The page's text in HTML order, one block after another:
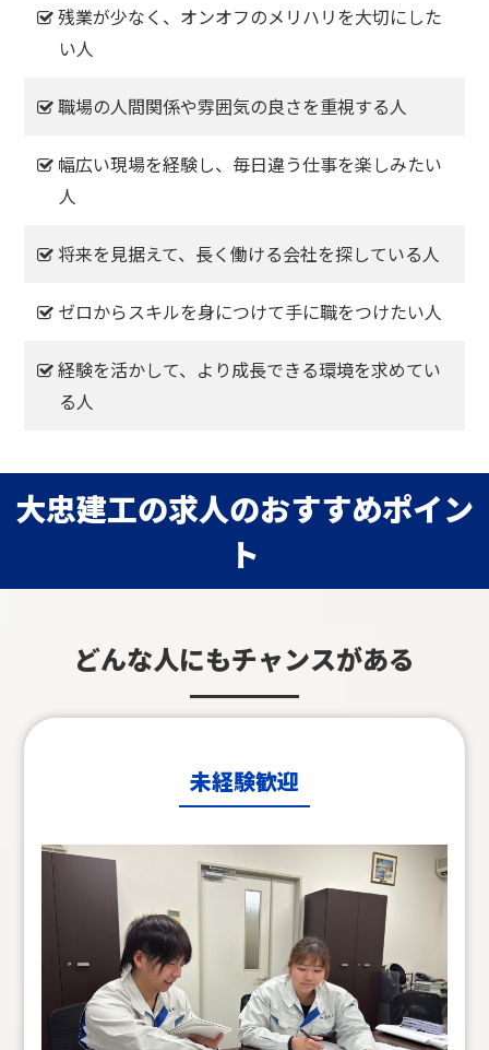
残業が少なく、オンオフのメリハリを大切にした
い人
職場の人間関係や雰囲気の良さを重視する人
幅広い現場を経験し、毎日違う仕事を楽しみたい
人
将来を見据えて、長く働ける会社を探している人
ゼロからスキルを身につけて手に職をつけたい人
経験を活かして、より成長できる環境を求めてい
る人
大忠建工の求人のおすすめポイン
ト
どんな人にもチャンスがある
未経験歓迎